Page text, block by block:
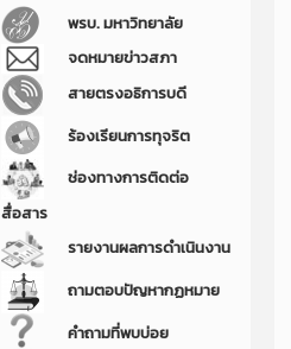
พรบ. มหาวิทยาลัย
จดหมายข่าวสภา
สายตรงอธิการบดี
ร้องเรียนการทุจริต
ช่องทางการติดต่อ
สื่อสาร
รายงานผลการดำเนินงาน
ถามตอบปัญหากฏหมาย
คำถามที่พบบ่อย